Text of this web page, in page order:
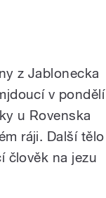
z Jablonecka
v pondělí
u Rovenska
ráji. Další tělo
člověk na jezu